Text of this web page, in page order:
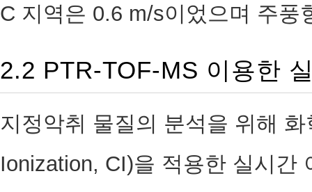
C 지역은 0.6 m/s이었으며 주풍
2.2 PTR-TOF-MS 이용한
지정악취 물질의 분석을 위해
Ionization, CI)을 적용한 실시간